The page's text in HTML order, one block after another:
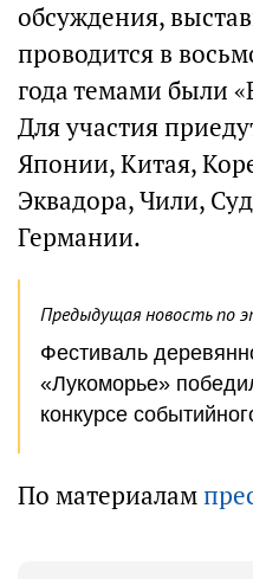
обсуждения,
проводится в
года темами были
Для участия
Японии, Китая,
Эквадора, Чили,
Германии.
Предыдущая новость по
Фестиваль
«Лукоморье»
конкурсе
По материалам